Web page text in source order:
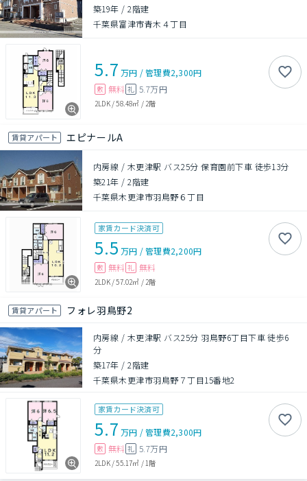
築19年 /2階建
千葉県富津市青木４丁目
5.7 万円 /管理費2,300円
敷 無料 礼 5.7万円
2LDK/58.48㎡ / 2階
賃貸アパート エピナールA
内房線 / 木更津駅 バス25分 保育園前下車 徒歩13分
築21年 /2階建
千葉県木更津市羽鳥野６丁目
家賃カード決済可
5.5 万円 /管理費2,200円
敷 無料 礼 無料
2LDK/57.02㎡ /2階
賃貸アパート フォレ羽鳥野2
内房線 / 木更津駅 バス25分 羽鳥野6丁目下車 徒歩6
分
築17年 /2階建
千葉県木更津市羽鳥野７丁目15番地2
家賃カード決済可
5.7 万円 /管理費2,300円
敷 無料 礼 5.7万円
2LDK/55.17㎡ /1階